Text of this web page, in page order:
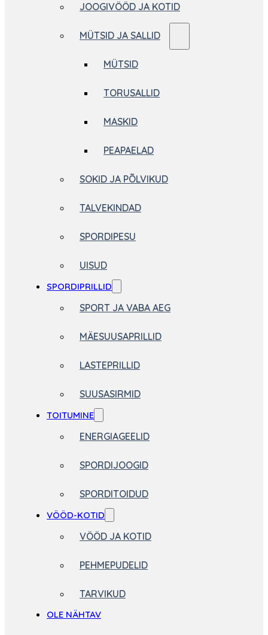
JOOGIVÖÖD JA KOTID
MÜTSID JA SALLID
MÜTSID
TORUSALLID
MASKID
PEAPAELAD
SOKID JA PÕLVIKUD
TALVEKINDAD
SPORDIPESU
UISUD
SPORDIPRILLID
SPORT JA VABA AEG
MÄESUUSAPRILLID
LASTEPRILLID
SUUSASIRMID
TOITUMINE
ENERGIAGEELID
SPORDIJOOGID
SPORDITOIDUD
VÖÖD-KOTID
VÖÖD JA KOTID
PEHMEPUDELID
TARVIKUD
OLE NÄHTAV